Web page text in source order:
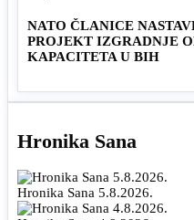
NATO ČLANICE
PROJEKT IZGRADNJE
KAPACITETA U BIH
Hronika Sana
Hronika Sana 5.8.2026.